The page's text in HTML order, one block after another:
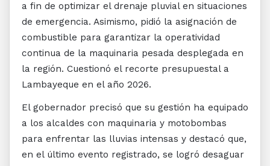
a fin de optimizar el drenaje pluvial en situaciones
de emergencia. Asimismo, pidió la asignación de
combustible para garantizar la operatividad
continua de la maquinaria pesada desplegada en
la región. Cuestionó el recorte presupuestal a
Lambayeque en el año 2026.
El gobernador precisó que su gestión ha equipado
a los alcaldes con maquinaria y motobombas
para enfrentar las lluvias intensas y destacó que,
en el último evento registrado, se logró desaguar